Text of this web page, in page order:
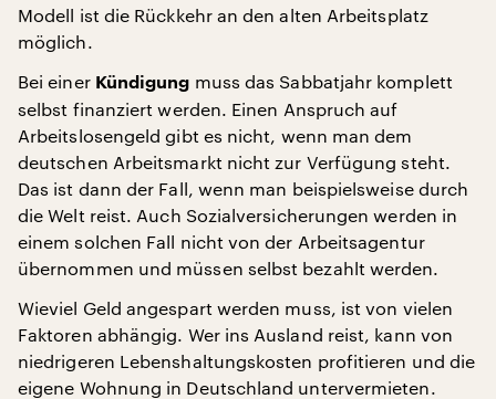
Modell ist die Rückkehr an den alten Arbeitsplatz
möglich.
Bei einer Kündigung muss das Sabbatjahr komplett
selbst finanziert werden. Einen Anspruch auf
Arbeitslosengeld gibt es nicht, wenn man dem
deutschen Arbeitsmarkt nicht zur Verfügung steht.
Das ist dann der Fall, wenn man beispielsweise durch
die Welt reist. Auch Sozialversicherungen werden in
einem solchen Fall nicht von der Arbeitsagentur
übernommen und müssen selbst bezahlt werden.
Wieviel Geld angespart werden muss, ist von vielen
Faktoren abhängig. Wer ins Ausland reist, kann von
niedrigeren Lebenshaltungskosten profitieren und die
eigene Wohnung in Deutschland untervermieten.